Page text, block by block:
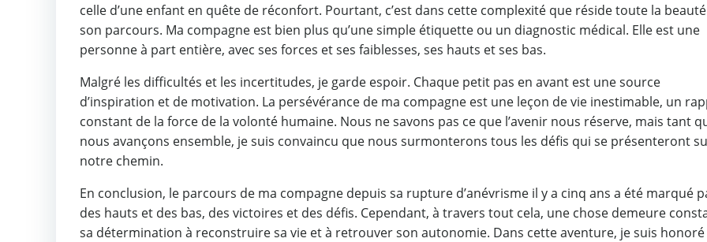
celle d’une enfant en quête de réconfort. Pourtant, c’est dans cette complexité que réside toute la
son parcours. Ma compagne est bien plus qu’une simple étiquette ou un diagnostic médical. Elle est une
personne à part entière, avec ses forces et ses faiblesses, ses hauts et ses bas.
Malgré les difficultés et les incertitudes, je garde espoir. Chaque petit pas en avant est une source
d’inspiration et de motivation. La persévérance de ma compagne est une leçon de vie inestimable, un
constant de la force de la volonté humaine. Nous ne savons pas ce que l’avenir nous réserve, mais tant
nous avançons ensemble, je suis convaincu que nous surmonterons tous les défis qui se présenteront
notre chemin.
En conclusion, le parcours de ma compagne depuis sa rupture d’anévrisme il y a cinq ans a été marqué
des hauts et des bas, des victoires et des défis. Cependant, à travers tout cela, une chose demeure
sa détermination à reconstruire sa vie et à retrouver son autonomie. Dans cette aventure, je suis